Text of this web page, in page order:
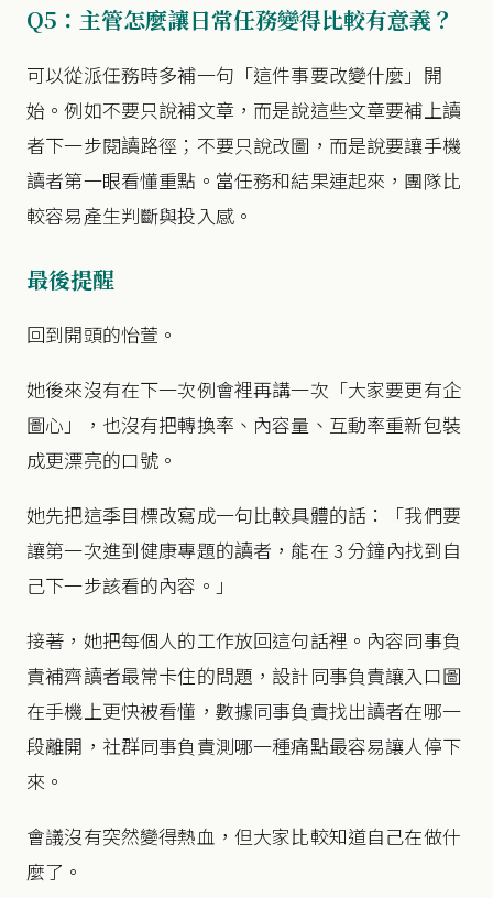
Q5：主管怎麼讓日常任務變得比較有意義？
可以從派任務時多補一句「這件事要改變什麼」開
始。例如不要只說補文章，而是說這些文章要補上讀
者下一步閱讀路徑；不要只說改圖，而是說要讓手機
讀者第一眼看懂重點。當任務和結果連起來，團隊比
較容易產生判斷與投入感。
最後提醒
回到開頭的怡萱。
她後來沒有在下一次例會裡再講一次「大家要更有企
圖心」，也沒有把轉換率、內容量、互動率重新包裝
成更漂亮的口號。
她先把這季目標改寫成一句比較具體的話：「我們要
讓第一次進到健康專題的讀者，能在 3 分鐘內找到自
己下一步該看的內容。」
接著，她把每個人的工作放回這句話裡。內容同事負
責補齊讀者最常卡住的問題，設計同事負責讓入口圖
在手機上更快被看懂，數據同事負責找出讀者在哪一
段離開，社群同事負責測哪一種痛點最容易讓人停下
來。
會議沒有突然變得熱血，但大家比較知道自己在做什
麼了。